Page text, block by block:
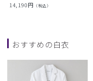
14,190円 （税込）
おすすめの白衣